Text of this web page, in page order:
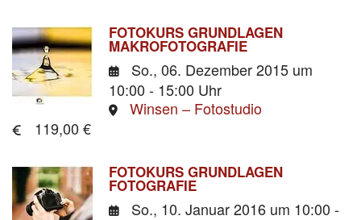
FOTOKURS GRUNDLAGEN
MAKROFOTOGRAFIE
So., 06. Dezember 2015 um
10:00 - 15:00 Uhr
Winsen – Fotostudio
119,00 €
FOTOKURS GRUNDLAGEN
FOTOGRAFIE
So., 10. Januar 2016 um 10:00 -